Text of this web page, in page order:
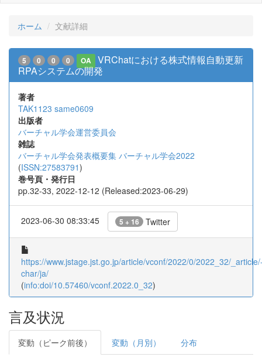
ホーム 文献詳細
5 0 0 0 OA
VRChatにおける株式情報自動更新
RPAシステムの開発
著者
TAK1123 same0609
出版者
バーチャル学会運営委員会
雑誌
バーチャル学会発表概要集 バーチャル学会2022
(ISSN:27583791)
巻号頁・発行日
pp.32-33, 2022-12-12 (Released:2023-06-29)
2023-06-30 08:33:45 5 + 16 Twitter
https://www.jstage.jst.go.jp/article/vconf/2022/0/2022_32/
char/ja/
(info:doi/10.57460/vconf.2022.0_32)
言及状況
変動（ピーク前後） 変動（月別） 分布